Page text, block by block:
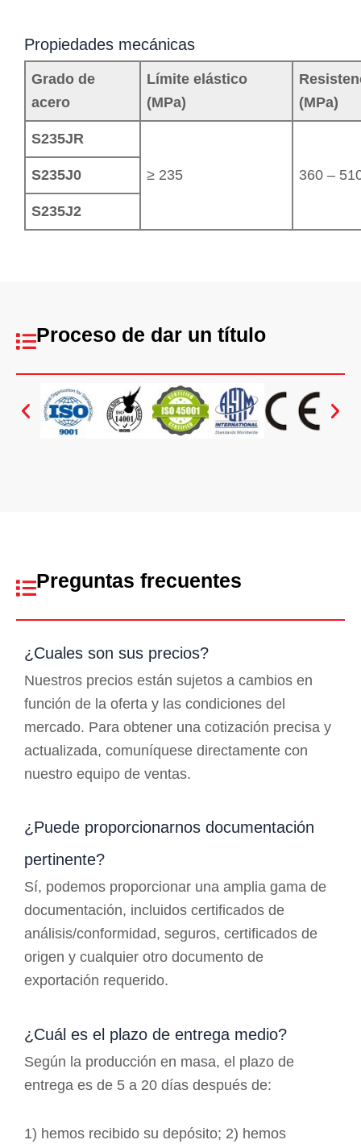
Propiedades mecánicas
Grado de
acero
Límite elástico
(MPa)
(MPa)
S235JR
≥ 235 360 –
S235J0
S235J2
Proceso de dar un título
Preguntas frecuentes
¿Cuales son sus precios?
Nuestros precios están sujetos a cambios en
función de la oferta y las condiciones del
mercado. Para obtener una cotización precisa y
actualizada, comuníquese directamente con
nuestro equipo de ventas.
¿Puede proporcionarnos documentación
pertinente?
Sí, podemos proporcionar una amplia gama de
documentación, incluidos certificados de
análisis/conformidad, seguros, certificados de
origen y cualquier otro documento de
exportación requerido.
¿Cuál es el plazo de entrega medio?
Según la producción en masa, el plazo de
entrega es de 5 a 20 días después de:
1) hemos recibido su depósito; 2) hemos